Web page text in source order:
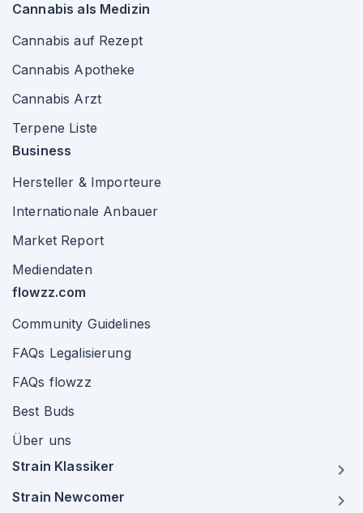
Cannabis als Medizin
Cannabis auf Rezept
Cannabis Apotheke
Cannabis Arzt
Terpene Liste
Business
Hersteller & Importeure
Internationale Anbauer
Market Report
Mediendaten
flowzz.com
Community Guidelines
FAQs Legalisierung
FAQs flowzz
Best Buds
Über uns
Strain Klassiker
Strain Newcomer